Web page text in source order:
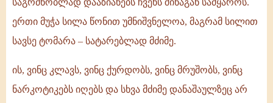
საგრძნობლად დააზიანებს ჩვენს შინაგან სამყაროს.
ერთი მუჭა სილა წონით უმნიშვნელოა, მაგრამ სილით
სავსე ტომარა – სატარებლად მძიმე.
ის, ვინც კლავს, ვინც ქურდობს, ვინც მრუშობს, ვინც
ნარკოტიკებს იღებს და სხვა მძიმე დანაშაულზეც არ